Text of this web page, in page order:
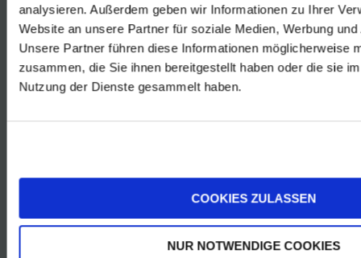
analysieren. Außerdem geben wir Informationen zu Ihrer
Website an unsere Partner für soziale Medien, Werbung
Unsere Partner führen diese Informationen möglicherweise
zusammen, die Sie ihnen bereitgestellt haben oder die sie
Nutzung der Dienste gesammelt haben.
COOKIES ZULASSEN
NUR NOTWENDIGE COOKIES
4 Portionen
1-2 große
Zwiebeln
2-3 Zehen
Knoblauch
Rust
Rosé
von
Rust